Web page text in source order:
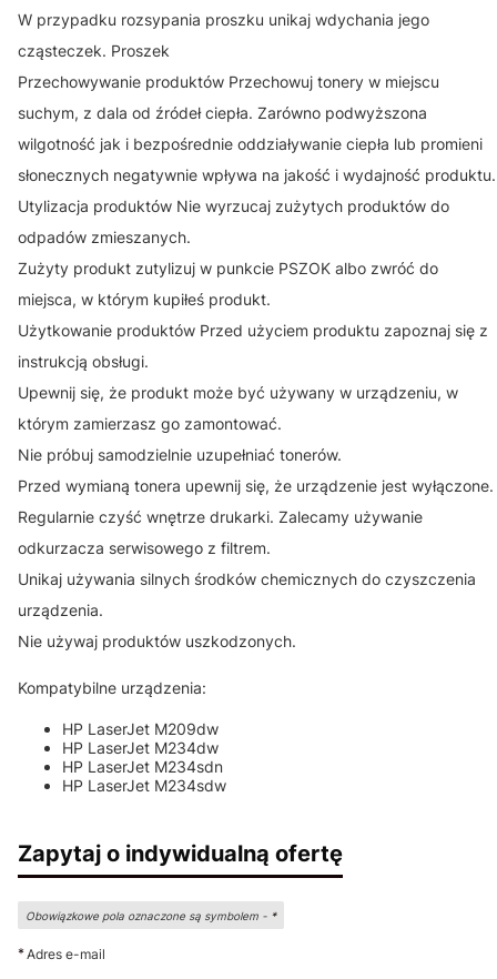
W przypadku rozsypania proszku unikaj wdychania jego
cząsteczek. Proszek
Przechowywanie produktów Przechowuj tonery w miejscu
suchym, z dala od źródeł ciepła. Zarówno podwyższona
wilgotność jak i bezpośrednie oddziaływanie ciepła lub promieni
słonecznych negatywnie wpływa na jakość i wydajność produktu.
Utylizacja produktów Nie wyrzucaj zużytych produktów do
odpadów zmieszanych.
Zużyty produkt zutylizuj w punkcie PSZOK albo zwróć do
miejsca, w którym kupiłeś produkt.
Użytkowanie produktów Przed użyciem produktu zapoznaj się z
instrukcją obsługi.
Upewnij się, że produkt może być używany w urządzeniu, w
którym zamierzasz go zamontować.
Nie próbuj samodzielnie uzupełniać tonerów.
Przed wymianą tonera upewnij się, że urządzenie jest wyłączone.
Regularnie czyść wnętrze drukarki. Zalecamy używanie
odkurzacza serwisowego z filtrem.
Unikaj używania silnych środków chemicznych do czyszczenia
urządzenia.
Nie używaj produktów uszkodzonych.
Kompatybilne urządzenia:
HP LaserJet M209dw
HP LaserJet M234dw
HP LaserJet M234sdn
HP LaserJet M234sdw
Zapytaj o indywidualną ofertę
Obowiązkowe pola oznaczone są symbolem - *
*Adres e-mail